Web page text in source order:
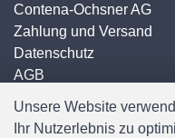
Contena-Ochsner AG
Zahlung und Versand
Datenschutz
AGB
Impressum
Unsere Website
Ihr Nutzerlebnis zu